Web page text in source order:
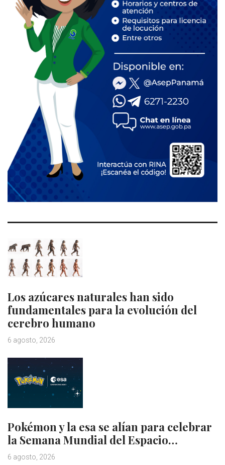
Los azúcares naturales han sido
fundamentales para la evolución del
cerebro humano
6 agosto, 2026
Pokémon y la esa se alían para celebrar
la Semana Mundial del Espacio…
6 agosto, 2026